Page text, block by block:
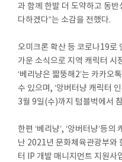
과 함께 한발 더 도약하고 동
다하겠다”는 소감을 전했다.
오미크론 확산 등 코로나19로
가운 소식으로 지역 캐릭터 시
‘베리냥은 짧뚱해2’는 카카오
수 있으며, ‘앙버터냥 캐릭터
3월 9일(수)까지 텀블벅에서
한편 ‘베리냥’, ‘앙버터냥’등
난 2021년 문화체육관광부와
터 IP 개발 매니지먼트 지원사